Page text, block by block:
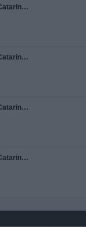
Campionato Catarinense
Campionato Catarinense
Campionato Catarinense
Campionato Catarinense